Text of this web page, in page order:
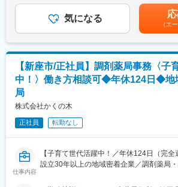
接し方等実践的な経験を積んでいきます。
また子どもを自宅に送迎した後も、子ど
点や悩み等を話す時間もありますのでア
しながら経験値を積んでいきます。
■特徴：
放課後等デイサービスには運動・音楽・
した日常生活を過ごすこと」が重要な役割
「個別支援」に力を入れ、1人1人の性格や
ラムを提供することでさらなる社会スキル
きると考えています。
そのためには専門家の助言と監修が不可
がい研究の第一人者である和歌山大学教育
支援やコミュニティ作り、心の安定など
頂きます。
（2）スタッフ（利用者）への面談・個別
（3）そのほか業務（検温・昼食集計・車
を見直します。成長ステップに合わせて、
※公共交通機関での出勤をご希望の場合、
■組織構成：
改定：4月（実績評価）■賞与：6月・12月
り支給 ※昨年度実績2.00～4.21ヵ月分）■
トへの参加メンバーは、年度末賞与時に
収】・25歳：320～350万円・30歳（リ
420万円賃金はあくまでも目安の金額であ
する可能性があります。月給(月額)は固定
気になる
（エ
【新座市/正社員】調剤薬局事務〈子
中！〉働き方相談可◆年休124日◆地
局
株式会社かくの木
正社員 転勤なし
仕事内容
【子育て世代活躍中！／年休124日（完
設立30年以上の地域密着企業／調剤薬局・